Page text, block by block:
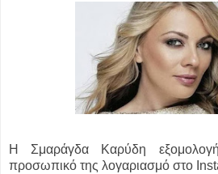
Η Σμαράγδα Καρύδη
προσωπικό της λογαριασμό στο